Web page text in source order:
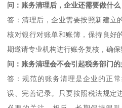
问：账务清理后，企业还需要做什么
答：清理后，企业需要按照新建立
核对银行对账单和账簿，保持良好
期邀请专业机构进行账务复核，确保
问：账务清理会不会引起税务部门的
答：规范的账务清理是企业的正
误、完善记录。只要按照税法规定